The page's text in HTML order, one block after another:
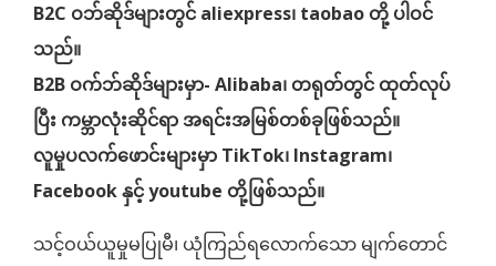
B2C ဝဘ်ဆိုဒ်များတွင် aliexpress၊ taobao တို့ ပါဝင်
သည်။
B2B ဝက်ဘ်ဆိုဒ်များမှာ- Alibaba၊ တရုတ်တွင် ထုတ်လုပ်
ပြီး ကမ္ဘာလုံးဆိုင်ရာ အရင်းအမြစ်တစ်ခုဖြစ်သည်။
လူမှုပလက်ဖောင်းများမှာ TikTok၊ Instagram၊
Facebook နှင့် youtube တို့ဖြစ်သည်။
သင့်ဝယ်ယူမှုမပြုမီ၊ ယုံကြည်ရလောက်သော မျက်တောင်